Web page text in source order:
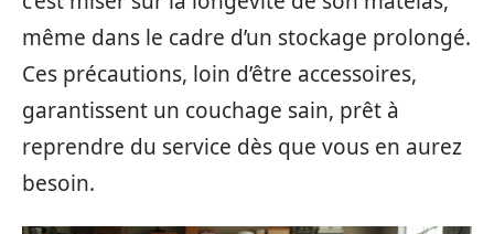
même dans le cadre d’un stockage prolongé.
Ces précautions, loin d’être accessoires,
garantissent un couchage sain, prêt à
reprendre du service dès que vous en aurez
besoin.